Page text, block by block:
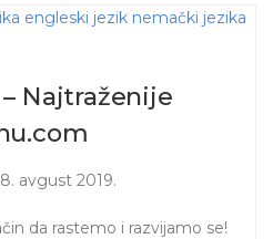
Najtraženije
avgust 2019.
da rastemo i razvijamo se!